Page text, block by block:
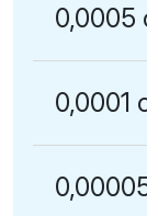
0,0005
0,0001